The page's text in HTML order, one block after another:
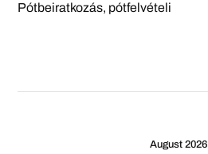
Pótbeiratkozás, pótfelvételi
August 2026